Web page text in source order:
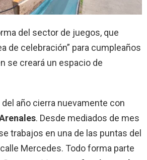
del sector de juegos, que
de celebración” para cumpleaños
se creará un espacio de
año cierra nuevamente con
. Desde mediados de mes
trabajos en una de las puntas del
Mercedes. Todo forma parte